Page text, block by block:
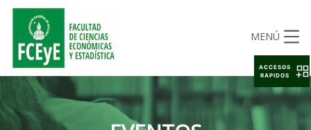
MENÚ
ACCESOS
RAPIDOS